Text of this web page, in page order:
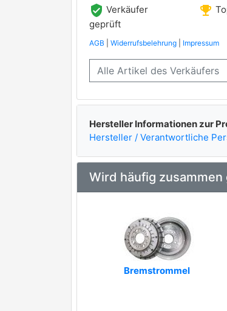
ASHIKA
BENDIX
BENDIX Braking
FIRST LINE
FREN-J
GIRLING
HELLA PAGID
verified_user Verkäufer
geprüft
emoji_events
AGB Widerrufsbelehrung Impressum
Alle Artikel des Verkäufers
Hersteller Informationen zur
Hersteller / Verantwortliche
Wird häufig zusammen
Bremstrommel